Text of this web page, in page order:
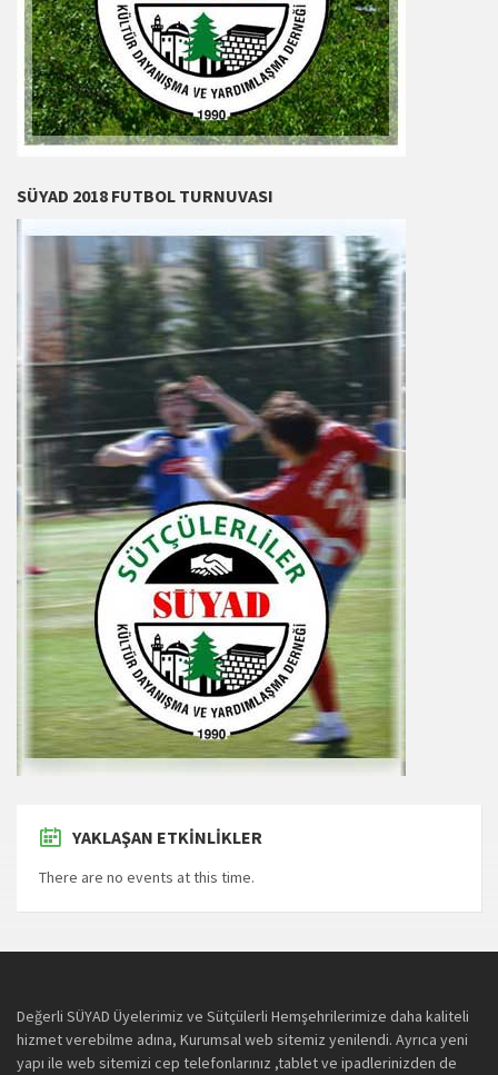
SÜYAD 2018 FUTBOL TURNUVASI
YAKLAŞAN ETKINLIKLER
There are no events at this time.
Değerli SÜYAD Üyelerimiz ve Sütçülerli Hemşehrilerimize daha kaliteli
hizmet verebilme adına, Kurumsal web sitemiz yenilendi. Ayrıca yeni
yapı ile web sitemizi cep telefonlarınız ,tablet ve ipadlerinizden de